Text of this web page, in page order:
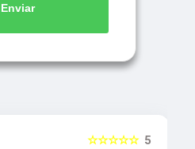
Enviar
5
☆☆☆☆☆